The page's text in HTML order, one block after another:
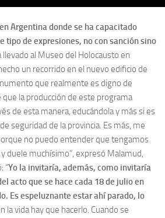
Argentina donde se ha capacitado
tipo de expresiones, no con sanción sino
llevado al Museo del Holocausto en
un recorrido en el nuevo edificio de
que realmente es digno de
que la producción de este programa
de esta manera, educándola y más si es
seguridad de la provincia. Es más, me
no puedo entender que tengamos
duele muchísimo”, expresó Malamud,
“Yo la invitaría, además, como invitaría
acto que se hace cada 18 de julio en
Es espeluznante estar ahí parado, lo
la vida hay que hacerlo. Cuando se